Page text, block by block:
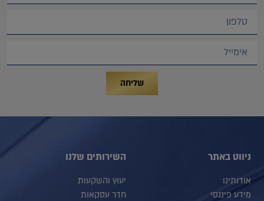
שליחה
ניווט באתר
אודותינו
מידע פיננסי
השירותים שלנו
יעוץ והשקעות
חדר עסקאות